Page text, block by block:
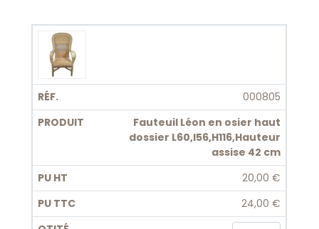
000805
Fauteuil Léon en osier haut
dossier L60,l56,H116,Hauteur
assise 42 cm
20,00 €
24,00 €